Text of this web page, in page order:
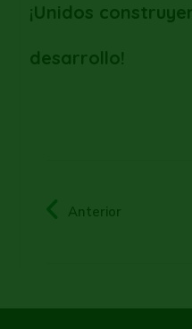
¡Unidos
desarrollo!
Anterior